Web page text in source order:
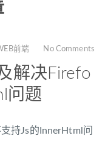
前端 No Comments
解决Firefo
问题
持Js的InnerHtml问